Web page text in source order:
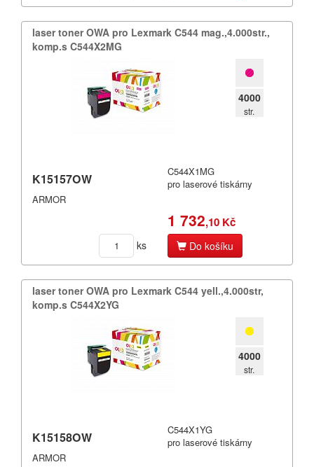
laser toner OWA pro Lexmark C544 mag.​,​4.​000str.​,​
komp.​s C544X2MG
4000
str.
K15157OW
ARMOR
C544X1MG
pro laserové tiskárny
1 732,10 Kč
ks Do košíku
laser toner OWA pro Lexmark C544 yell.​,​4.​000str,​
komp.​s C544X2YG
4000
str.
K15158OW
ARMOR
C544X1YG
pro laserové tiskárny